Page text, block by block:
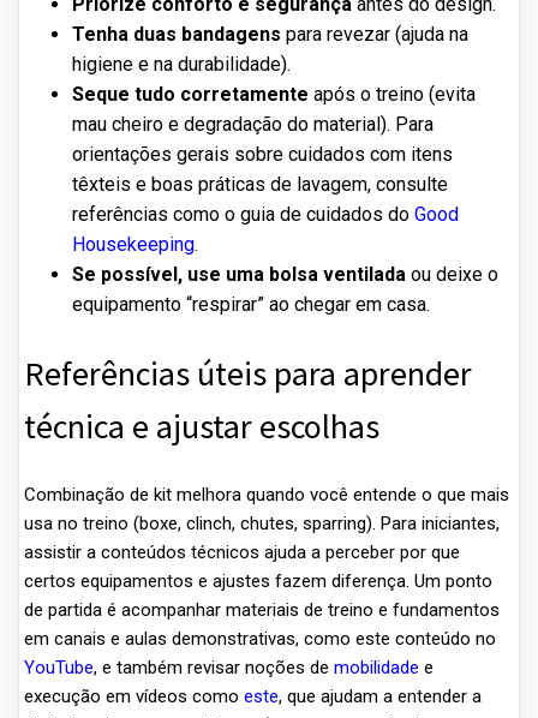
Tenha duas bandagens para revezar (ajuda na
higiene e na durabilidade).
Seque tudo corretamente após o treino (evita
mau cheiro e degradação do material). Para
orientações gerais sobre cuidados com itens
têxteis e boas práticas de lavagem, consulte
referências como o guia de cuidados do Good
Housekeeping.
Se possível, use uma bolsa ventilada ou deixe o
equipamento “respirar” ao chegar em casa.
Referências úteis para aprender
técnica e ajustar escolhas
Combinação de kit melhora quando você entende o que mais
usa no treino (boxe, clinch, chutes, sparring). Para iniciantes,
assistir a conteúdos técnicos ajuda a perceber por que
certos equipamentos e ajustes fazem diferença. Um ponto
de partida é acompanhar materiais de treino e fundamentos
em canais e aulas demonstrativas, como este conteúdo no
YouTube, e também revisar noções de mobilidade e
execução em vídeos como este, que ajudam a entender a